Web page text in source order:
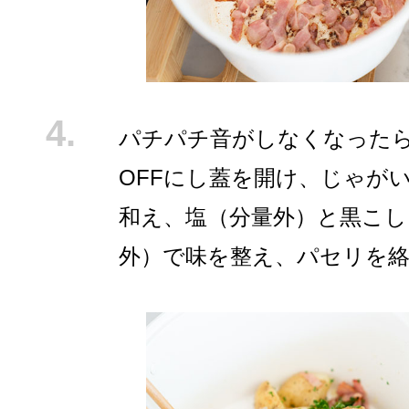
パチパチ音がしなくなった
OFFにし蓋を開け、じゃが
和え、塩（分量外）と黒こ
外）で味を整え、パセリを